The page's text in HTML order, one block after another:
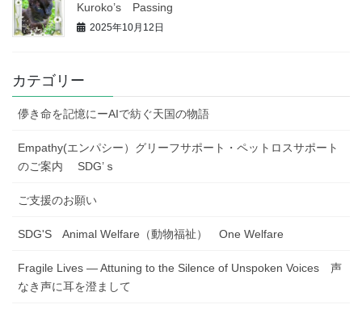
Kuroko’s Passing
2025年10月12日
カテゴリー
儚き命を記憶にーAIで紡ぐ天国の物語
Empathy(エンパシー）グリーフサポート・ペットロスサポート
のご案内 SDG’ｓ
ご支援のお願い
SDG'S Animal Welfare（動物福祉） One Welfare
Fragile Lives — Attuning to the Silence of Unspoken Voices 声
なき声に耳を澄まして